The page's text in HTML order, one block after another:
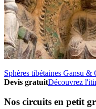
Sphères tibétaines Gansu &
Devis gratuitDécouvrez
Nos circuits en petit